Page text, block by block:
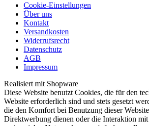
Cookie-Einstellungen
Über uns
Kontakt
Versandkosten
Widerrufsrecht
Datenschutz
AGB
Impressum
Realisiert mit Shopware
Diese Website benutzt Cookies, die für den
Website erforderlich sind und stets gesetzt
die den Komfort bei Benutzung dieser
Direktwerbung dienen oder die Interaktion mit